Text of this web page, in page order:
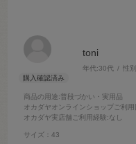
toni
年代:30代 性
商品の用途:普段づかい・実用品
オカダヤオンラインショップご利用
オカダヤ実店舗ご利用経験:なし
サイズ：43